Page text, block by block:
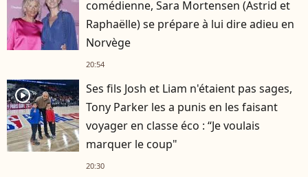
comédienne, Sara Mortensen (Astrid et
Raphaëlle) se prépare à lui dire adieu en
Norvège
20:54
player2
Ses fils Josh et Liam n'étaient pas sages,
Tony Parker les a punis en les faisant
voyager en classe éco : “Je voulais
marquer le coup"
20:30